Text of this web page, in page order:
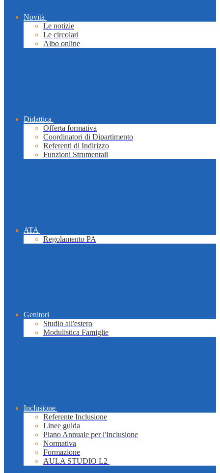
Novità
Le notizie
Le circolari
Albo online
Didattica
Offerta formativa
Coordinatori di Dipartimento
Referenti di Indirizzo
Funzioni Strumentali
ATA
Regolamento PA
Genitori
Studio all'estero
Modulistica Famiglie
Inclusione
Referente Inclusione
Linee guida
Piano Annuale per l'Inclusione
Normativa
Formazione
AULA STUDIO L2